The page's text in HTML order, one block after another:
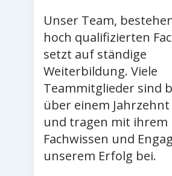
Unser Team,
hoch qualifizierten
setzt auf ständige
Weiterbildung. Viele
Teammitglieder sind
über einem
und tragen mit ihrem
Fachwissen und
unserem Erfolg bei.